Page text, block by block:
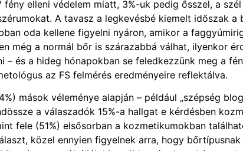
fény elleni védelem miatt, 3%-uk pedig ősszel, a
A tavasz a legkevésbé kiemelt időszak
oda kellene figyelni nyáron, amikor a
még a normál bőr is szárazabbá válhat, ilyenkor
– és a hideg hónapokban se feledkezzünk meg a
az FS felmérés eredményeire reflektálva.
mások véleménye alapján – például „szépség
a válaszadók 15%-a hallgat e kérdésben
fele (51%) elsősorban a kozmetikumokban
közel ennyien figyelnek arra, hogy